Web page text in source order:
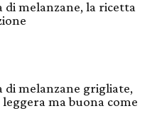
di melanzane, la ricetta
di melanzane grigliate,
ma buona come